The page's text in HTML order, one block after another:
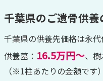
千葉県のご遺骨供養
千葉県の供養先価格は永代
供養墓： 16.5万円～、樹
（※1柱あたりの金額です）